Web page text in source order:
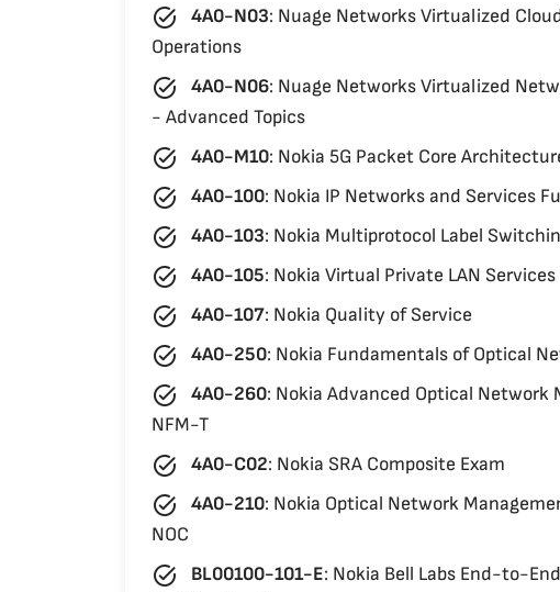
task_alt 4A0-N03: Nuage Networks Virtualized
Operations
task_alt 4A0-N06: Nuage Networks Virtualized
- Advanced Topics
task_alt 4A0-M10: Nokia 5G Packet Core
task_alt 4A0-100: Nokia IP Networks and Services
task_alt 4A0-103: Nokia Multiprotocol Label
task_alt 4A0-105: Nokia Virtual Private LAN Services
task_alt 4A0-107: Nokia Quality of Service
task_alt 4A0-250: Nokia Fundamentals of Optical
task_alt 4A0-260: Nokia Advanced Optical Network
NFM-T
task_alt 4A0-C02: Nokia SRA Composite Exam
task_alt 4A0-210: Nokia Optical Network
NOC
task_alt BL00100-101-E: Nokia Bell Labs End-to-